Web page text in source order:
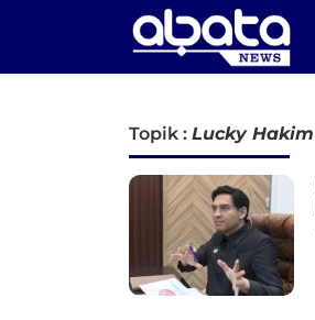
Topik : Lucky Hakim